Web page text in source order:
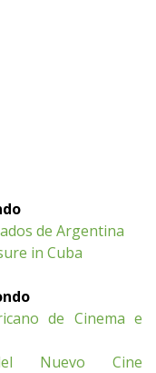
de Argentina
in Cuba
de Cinema e
Nuevo Cine